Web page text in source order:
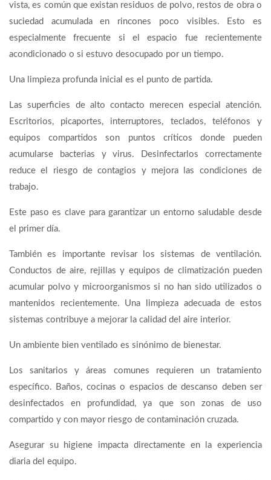
vista, es común que existan residuos de polvo, restos de obra o
suciedad acumulada en rincones poco visibles. Esto es
especialmente frecuente si el espacio fue recientemente
acondicionado o si estuvo desocupado por un tiempo.
Una limpieza profunda inicial es el punto de partida.
Las superficies de alto contacto merecen especial atención.
Escritorios, picaportes, interruptores, teclados, teléfonos y
equipos compartidos son puntos críticos donde pueden
acumularse bacterias y virus. Desinfectarlos correctamente
reduce el riesgo de contagios y mejora las condiciones de
trabajo.
Este paso es clave para garantizar un entorno saludable desde
el primer día.
También es importante revisar los sistemas de ventilación.
Conductos de aire, rejillas y equipos de climatización pueden
acumular polvo y microorganismos si no han sido utilizados o
mantenidos recientemente. Una limpieza adecuada de estos
sistemas contribuye a mejorar la calidad del aire interior.
Un ambiente bien ventilado es sinónimo de bienestar.
Los sanitarios y áreas comunes requieren un tratamiento
específico. Baños, cocinas o espacios de descanso deben ser
desinfectados en profundidad, ya que son zonas de uso
compartido y con mayor riesgo de contaminación cruzada.
Asegurar su higiene impacta directamente en la experiencia
diaria del equipo.